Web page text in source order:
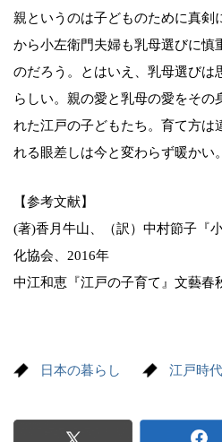
親というのは子どものために真剣
から小左衛門夫婦も乳母選びに慎
のだろう。とはいえ、乳母選びは
らしい。親の愛と乳母の愛をその
れた江戸の子どもたち。育て方は
れる眼差しは今と変わらず暖かい。
【参考文献】
(著)香月牛山、（訳）中村節子『
化協会、2016年
中江和恵『江戸の子育て』文藝春
日本の暮らし 江戸時代